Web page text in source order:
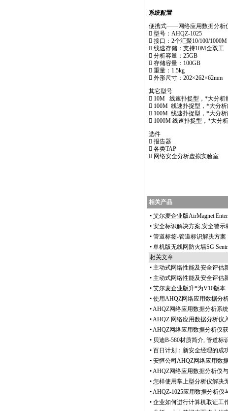
系统配置
便携式——网络应用数据分析
 型号：AHQZ-1025
 接口：2个汇聚10/100/
 线速存储：支持10M全双工
 分析容量：25GB
 存储容量：100GB
 重量：1.5kg
 外形尺寸：202×262×62mm
其它型号
 10M 线速扑捉型， *大分析
 100M 线速扑捉型， *大分
 100M 线速扑捉型， *大分析
 1000M 线速扑捉型， *大分
选件
 报告器
 各类TAP
 网络安全分析虚拟实验室
相关产品
• 艾尔麦企业版AirMagnet
• 安全标识解决方案,安全警示
• 管道标签-管道标识解决方案
• 单机版无线网防火墙SG
相关文章
• 主动式网络性能及安全评估
• 主动式网络性能及安全评估
• 艾尔麦企业版升*为V10版本
• 使用AHQZ网络应用数据分
•AHQZ网络应用数据分析系
•AHQZ 网络应用数据分析仪
•AHQZ网络应用数据分析仪
• 贝迪B-580材质简介, 管道标
• 百日计划：新安全经理的成
• 安恒公司AHQZ网络应用数
•AHQZ网络应用数据分析仪
• 怎样使用掌上型分析仪解决
•AHQZ-1025应用数据分析仪
• 企业如何进行计算机取证工